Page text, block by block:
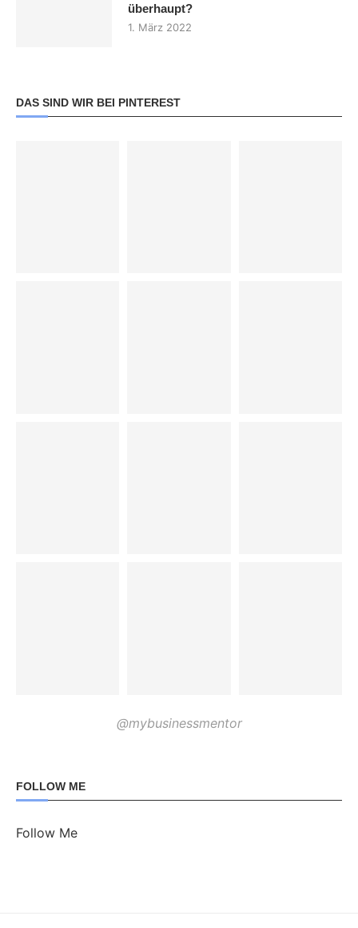
überhaupt?
1. März 2022
DAS SIND WIR BEI PINTEREST
@mybusinessmentor
FOLLOW ME
Follow Me